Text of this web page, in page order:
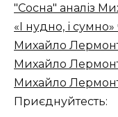
"Сосна" аналіз
«І нудно, і
Михайло
Михайло
Михайло
Приєднуйтесть: